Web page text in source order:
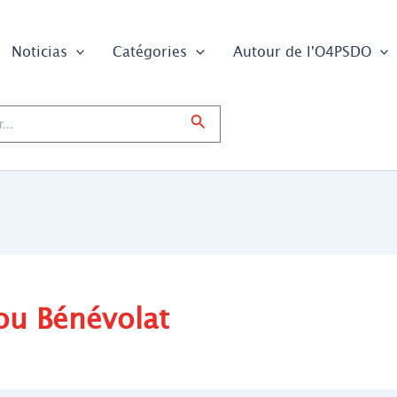
Noticias Catégories Autour de l'O4PSDO
Buscar
Bénévolat